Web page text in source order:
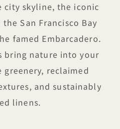
city skyline, the iconic
San Francisco Bay
famed Embarcadero.
bring nature into your
greenery, reclaimed
and sustainably
linens.